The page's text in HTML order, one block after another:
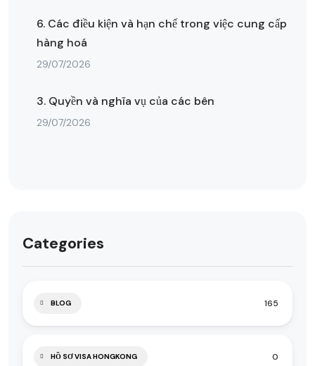
6. Các điều kiện và hạn chế trong việc cung cấp
hàng hoá
29/07/2026
3. Quyền và nghĩa vụ của các bên
29/07/2026
Categories
BLOG 165
HỒ SƠ VISA HONGKONG 0